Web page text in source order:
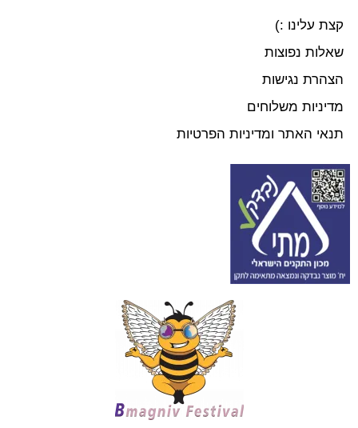
קצת עלינו :)
שאלות נפוצות
הצהרת נגישות
מדיניות משלוחים
תנאי האתר ומדיניות הפרטיות